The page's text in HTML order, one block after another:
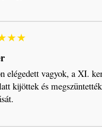
elégedett vagyok, a XI.
kijöttek és